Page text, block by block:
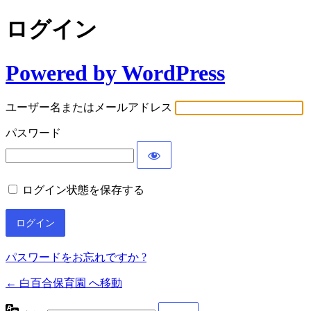
ログイン
Powered by WordPress
ユーザー名またはメールアドレス
パスワード
ログイン状態を保存する
パスワードをお忘れですか ?
← 白百合保育園 へ移動